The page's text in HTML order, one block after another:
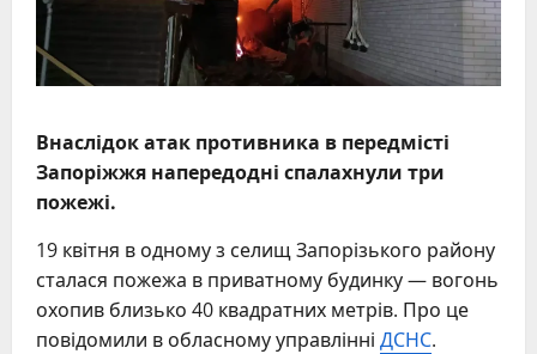
Внаслідок атак противника в передмісті
Запоріжжя напередодні спалахнули три
пожежі.
19 квітня в одному з селищ Запорізького району
сталася пожежа в приватному будинку — вогонь
охопив близько 40 квадратних метрів. Про це
повідомили в обласному управлінні ДСНС.